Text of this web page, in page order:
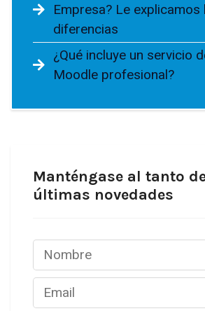
Empresa? Le explicamos
diferencias
¿Qué incluye un servicio
Moodle profesional?
Manténgase al tanto
últimas novedades